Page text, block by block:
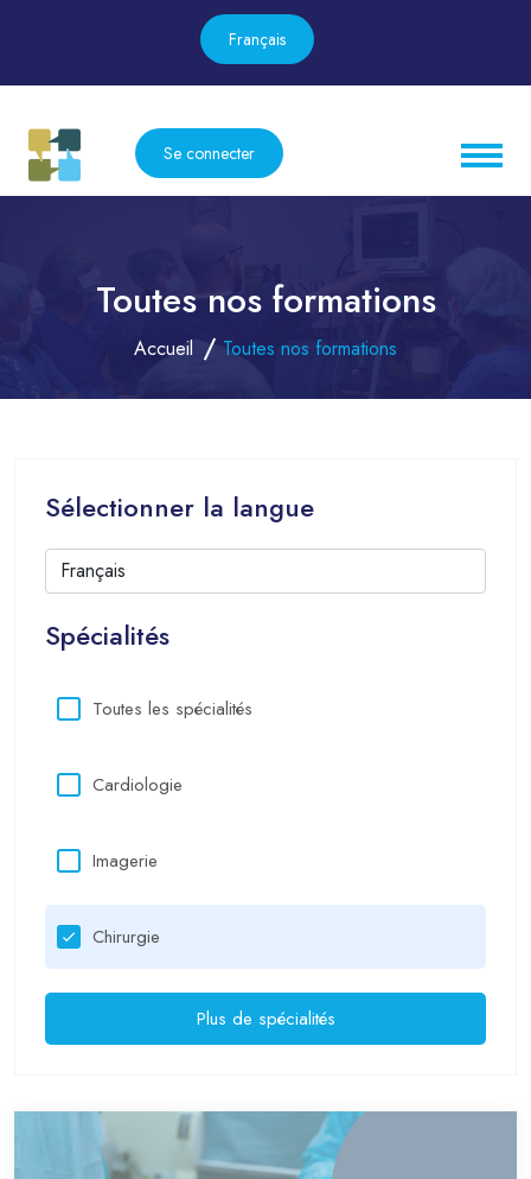
Français
Se connecter
Toutes nos formations
Accueil Toutes nos formations
Sélectionner la langue
Spécialités
Toutes les spécialités
Cardiologie
Imagerie
Chirurgie
Plus de spécialités